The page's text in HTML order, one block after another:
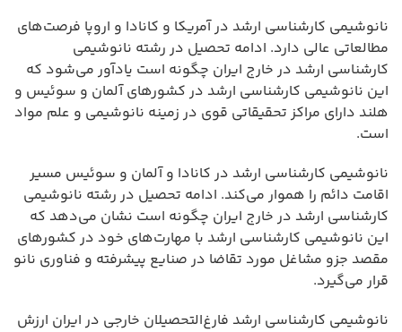
نانوشیمی کارشناسی ارشد در آمریکا و کانادا و اروپا فرصت‌های
مطالعاتی عالی دارد. ادامه تحصیل در رشته نانوشیمی
کارشناسی ارشد در خارج ایران چگونه است یادآور می‌شود که
این نانوشیمی کارشناسی ارشد در کشورهای آلمان و سوئیس و
هلند دارای مراکز تحقیقاتی قوی در زمینه نانوشیمی و علم مواد
است.
نانوشیمی کارشناسی ارشد در کانادا و آلمان و سوئیس مسیر
اقامت دائم را هموار می‌کند. ادامه تحصیل در رشته نانوشیمی
کارشناسی ارشد در خارج ایران چگونه است نشان می‌دهد که
این نانوشیمی کارشناسی ارشد با مهارت‌های خود در کشورهای
مقصد جزو مشاغل مورد تقاضا در صنایع پیشرفته و فناوری نانو
قرار می‌گیرد.
نانوشیمی کارشناسی ارشد فارغ‌التحصیلان خارجی در ایران ارزش